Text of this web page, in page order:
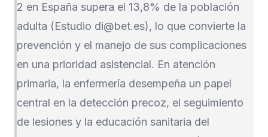
2 en España supera el 13,8% de la población
adulta (Estudio di@bet.es), lo que convierte la
prevención y el manejo de sus complicaciones
en una prioridad asistencial. En atención
primaria, la enfermería desempeña un papel
central en la detección precoz, el seguimiento
de lesiones y la educación sanitaria del